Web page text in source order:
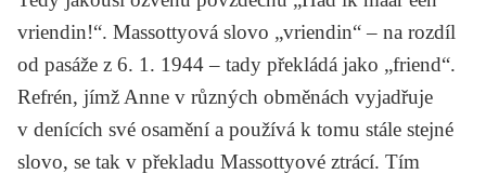
vriendin!“. Massottyová slovo „vriendin“ – na rozdíl
od pasáže z 6. 1. 1944 – tady překládá jako „friend“.
Refrén, jímž Anne v různých obměnách vyjadřuje
v denících své osamění a používá k tomu stále stejné
slovo, se tak v překladu Massottyové ztrácí. Tím